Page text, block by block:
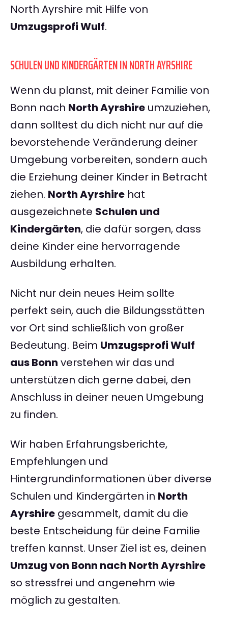
North Ayrshire mit Hilfe von
Umzugsprofi Wulf.
SCHULEN UND KINDERGÄRTEN IN NORTH AYRSHIRE
Wenn du planst, mit deiner Familie von
Bonn nach North Ayrshire umzuziehen,
dann solltest du dich nicht nur auf die
bevorstehende Veränderung deiner
Umgebung vorbereiten, sondern auch
die Erziehung deiner Kinder in Betracht
ziehen. North Ayrshire hat
ausgezeichnete Schulen und
Kindergärten, die dafür sorgen, dass
deine Kinder eine hervorragende
Ausbildung erhalten.
Nicht nur dein neues Heim sollte
perfekt sein, auch die Bildungsstätten
vor Ort sind schließlich von großer
Bedeutung. Beim Umzugsprofi Wulf
aus Bonn verstehen wir das und
unterstützen dich gerne dabei, den
Anschluss in deiner neuen Umgebung
zu finden.
Wir haben Erfahrungsberichte,
Empfehlungen und
Hintergrundinformationen über diverse
Schulen und Kindergärten in North
Ayrshire gesammelt, damit du die
beste Entscheidung für deine Familie
treffen kannst. Unser Ziel ist es, deinen
Umzug von Bonn nach North Ayrshire
so stressfrei und angenehm wie
möglich zu gestalten.